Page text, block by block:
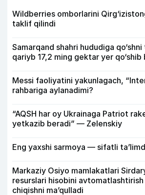
Wildberries omborlarini
taklif qilindi
Samarqand shahri hududiga
qariyb 17,2 ming gektar yer qo‘shib
Messi faoliyatini yakunlagach,
rahbariga aylanadimi?
“AQSH har oy Ukrainaga Patriot
yetkazib beradi” — Zelenskiy
Eng yaxshi sarmoya — sifatli
Markaziy Osiyo mamlakatlari
resurslari hisobini avtomatlashtirish
chiqishni ma’qulladi